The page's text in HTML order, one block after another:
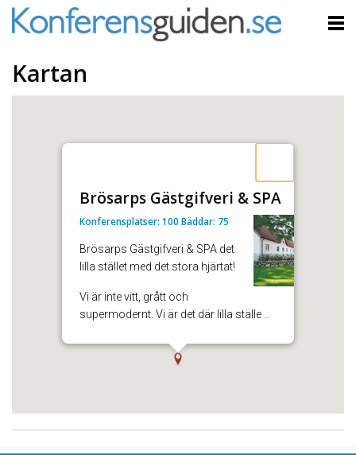
Kartan
Brösarps Gästgifveri & SPA
Konferensplatser: 100 Bäddar: 75
Brösarps Gästgifveri & SPA det
lilla stället med det stora hjärtat!
Vi är inte vitt, grått och
supermodernt. Vi är det där lilla ställe ..